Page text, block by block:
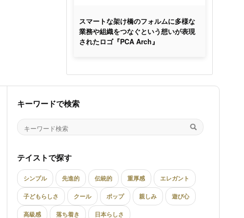
スマートな架け橋のフォルムに多様な
業務や組織をつなぐという想いが表現
されたロゴ『PCA Arch』
キーワードで検索
テイストで探す
シンプル 先進的 伝統的 重厚感 エレガント
子どもらしさ クール ポップ 親しみ 遊び心
高級感 落ち着き 日本らしさ